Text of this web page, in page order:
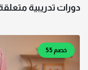
دورات تدريبية
خصم 55